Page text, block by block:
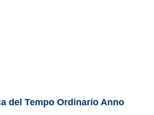
del Tempo Ordinario Anno